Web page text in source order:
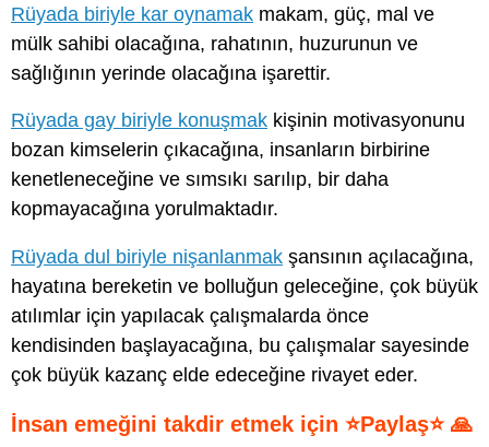
Rüyada biriyle kar oynamak makam, güç, mal ve
mülk sahibi olacağına, rahatının, huzurunun ve
sağlığının yerinde olacağına işarettir.
Rüyada gay biriyle konuşmak kişinin motivasyonunu
bozan kimselerin çıkacağına, insanların birbirine
kenetleneceğine ve sımsıkı sarılıp, bir daha
kopmayacağına yorulmaktadır.
Rüyada dul biriyle nişanlanmak şansının açılacağına,
hayatına bereketin ve bolluğun geleceğine, çok büyük
atılımlar için yapılacak çalışmalarda önce
kendisinden başlayacağına, bu çalışmalar sayesinde
çok büyük kazanç elde edeceğine rivayet eder.
İnsan emeğini takdir etmek için ⭐Paylaş⭐ 🙏